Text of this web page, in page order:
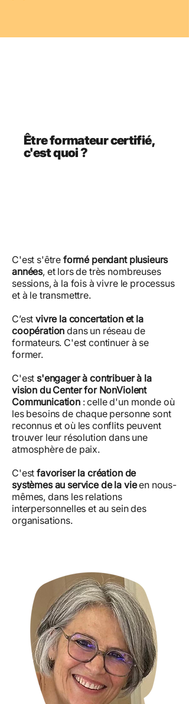
Être formateur certifié,
c'est quoi ?
C'est s'être formé pendant plusieurs
années, et lors de très nombreuses
sessions, à la fois à vivre le processus
et à le transmettre.
C’estvivre la concertation et la
coopération dans un réseau de
formateurs. C'est continuer à se
former.
C'ests'engager à contribuer à la
vision du Center for NonViolent
Communication: celle d'un monde où
les besoins de chaque personne sont
reconnus et où les conflits peuvent
trouver leur résolution dans une
atmosphère de paix.
C'estfavoriser la création de
systèmes au service de la vieen nous-
mêmes, dans les relations
interpersonnelles et au sein des
organisations.